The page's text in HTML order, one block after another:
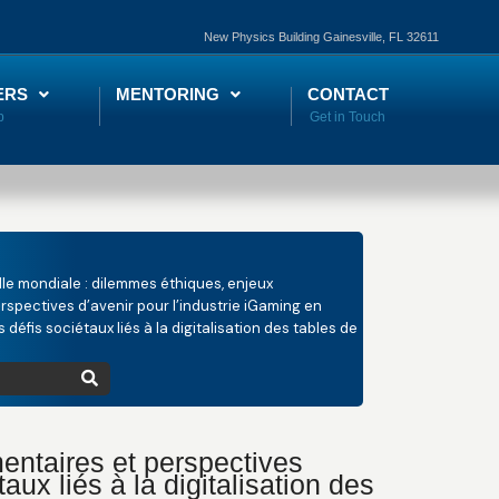
New Physics Building Gainesville, FL 32611
MENTORING CONTACT
mondiale : dilemmes éthiques, enjeux
d’avenir pour l’industrie iGaming en
défis sociétaux liés à la digitalisation des tables de
et perspectives
liés à la digitalisation des